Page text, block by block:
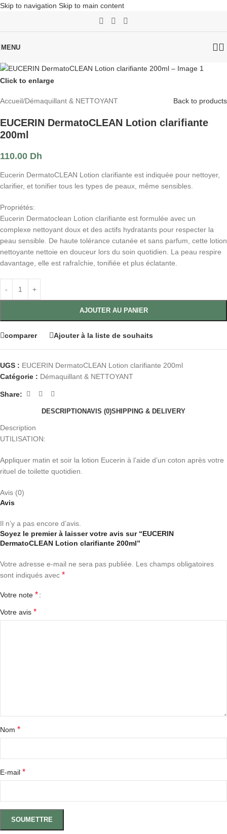
Skip to navigation Skip to main content
MENU
Click to enlarge
Accueil/Démaquillant & NETTOYANT Back to products
EUCERIN DermatoCLEAN Lotion clarifiante
200ml
110.00 Dh
Eucerin DermatoCLEAN Lotion clarifiante est indiquée pour nettoyer,
clarifier, et tonifier tous les types de peaux, même sensibles.
Propriétés:
Eucerin Dermatoclean Lotion clarifiante est formulée avec un
complexe nettoyant doux et des actifs hydratants pour respecter la
peau sensible. De haute tolérance cutanée et sans parfum, cette lotion
nettoyante nettoie en douceur lors du soin quotidien. La peau respire
davantage, elle est rafraîchie, tonifiée et plus éclatante.
AJOUTER AU PANIER
comparer Ajouter à la liste de souhaits
UGS : EUCERIN DermatoCLEAN Lotion clarifiante 200ml
Catégorie : Démaquillant & NETTOYANT
Share:
DESCRIPTIONAVIS (0)SHIPPING & DELIVERY
Description
UTILISATION:
Appliquer matin et soir la lotion Eucerin à l’aide d’un coton après votre
rituel de toilette quotidien.
Avis (0)
Avis
Il n’y a pas encore d’avis.
Soyez le premier à laisser votre avis sur “EUCERIN
DermatoCLEAN Lotion clarifiante 200ml”
Votre adresse e-mail ne sera pas publiée. Les champs obligatoires
sont indiqués avec *
Votre note *
Votre avis *
Nom *
E-mail *